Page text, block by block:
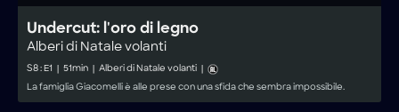
Undercut: l'oro di legno
Alberi di Natale volanti
S8: E1 51min Alberi di Natale volanti
La famiglia Giacomelli è alle prese con una sfida che sembra impossibile.